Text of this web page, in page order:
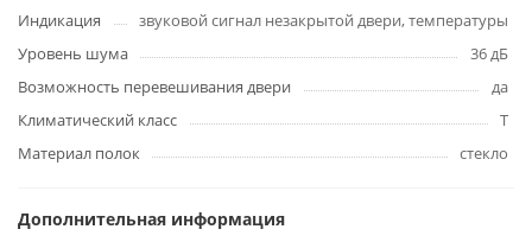
Индикация
звуковой сигнал незакрытой двери, температуры
Уровень шума
36 дБ
Возможность перевешивания двери
да
Климатический класс
T
Материал полок
стекло
Дополнительная информация